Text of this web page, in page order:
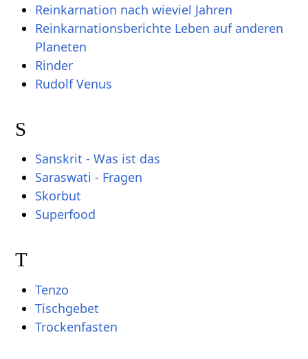
Reinkarnation nach wieviel Jahren
Reinkarnationsberichte Leben auf anderen
Planeten
Rinder
Rudolf Venus
S
Sanskrit - Was ist das
Saraswati - Fragen
Skorbut
Superfood
T
Tenzo
Tischgebet
Trockenfasten